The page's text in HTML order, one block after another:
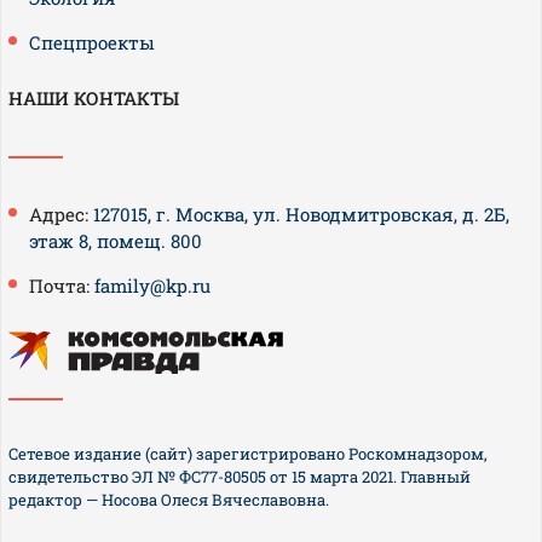
Спецпроекты
НАШИ КОНТАКТЫ
Адрес: 127015, г. Москва, ул. Новодмитровская, д. 2Б,
этаж 8, помещ. 800
Почта: family@kp.ru
Сетевое издание (сайт) зарегистрировано Роскомнадзором,
свидетельство ЭЛ № ФС77-80505 от 15 марта 2021. Главный
редактор — Носова Олеся Вячеславовна.